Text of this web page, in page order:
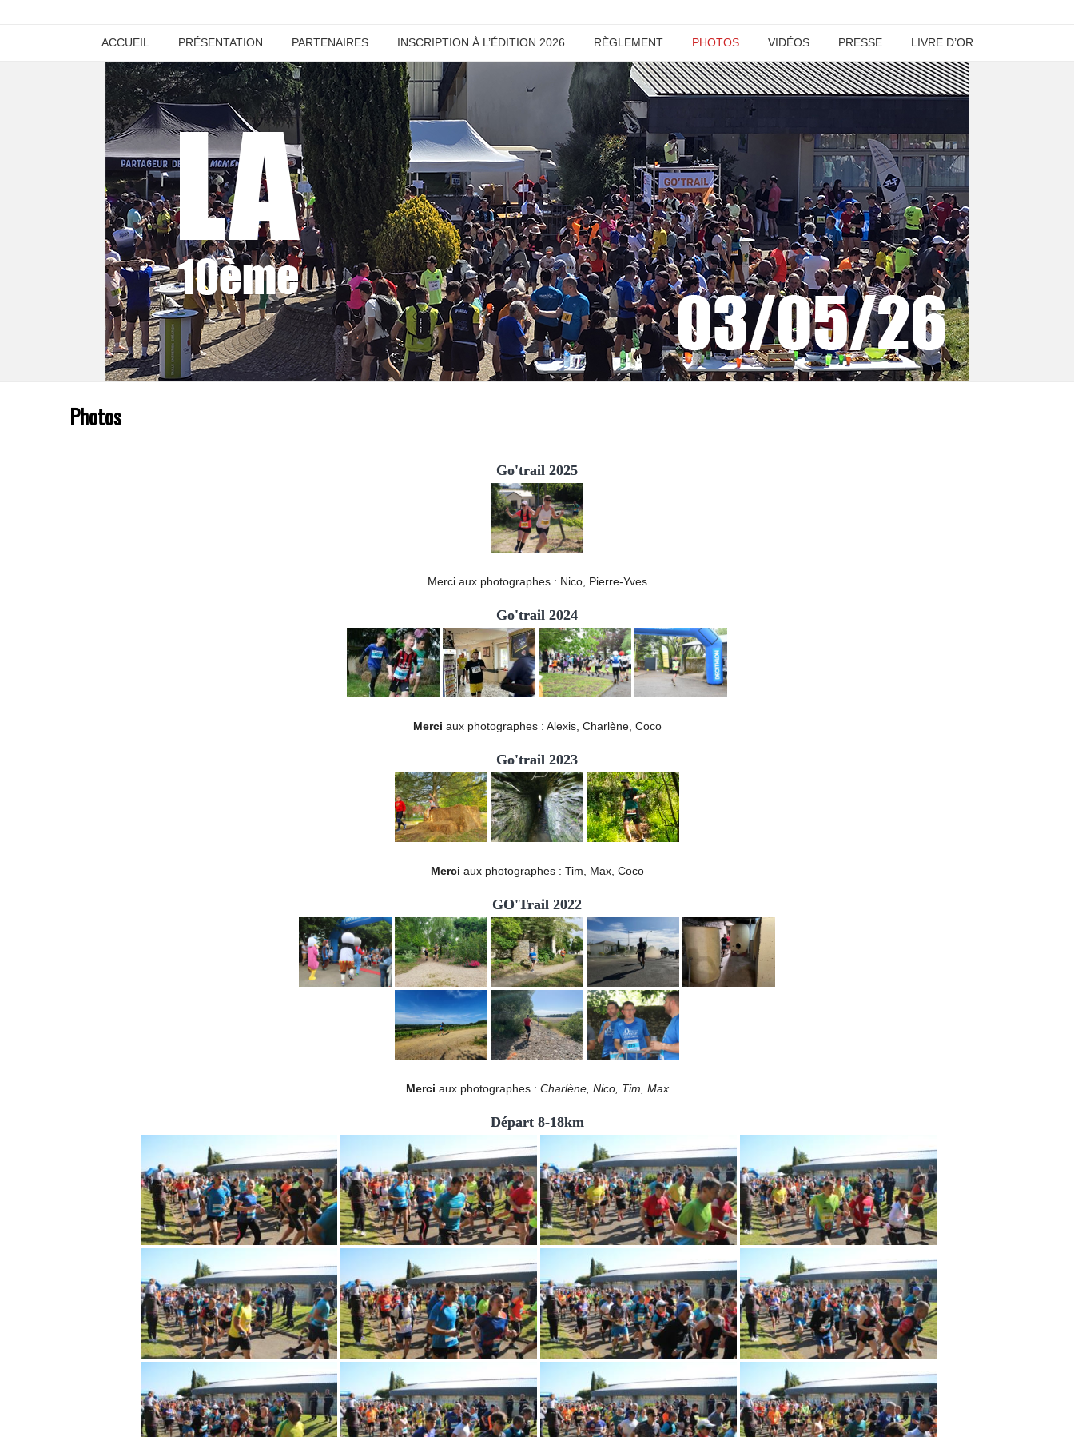
ACCUEIL PRÉSENTATION PARTENAIRES INSCRIPTION À L’ÉDITION 2026 RÈGLEMENT PHOTOS VIDÉOS PRESSE LIVRE D’OR
Photos
Go'trail 2025
Merci aux photographes : Nico, Pierre-Yves
Go'trail 2024
Merci aux photographes : Alexis, Charlène, Coco
Go'trail 2023
Merci aux photographes : Tim, Max, Coco
GO'Trail 2022
Merci aux photographes : Charlène, Nico, Tim, Max
Départ 8-18km